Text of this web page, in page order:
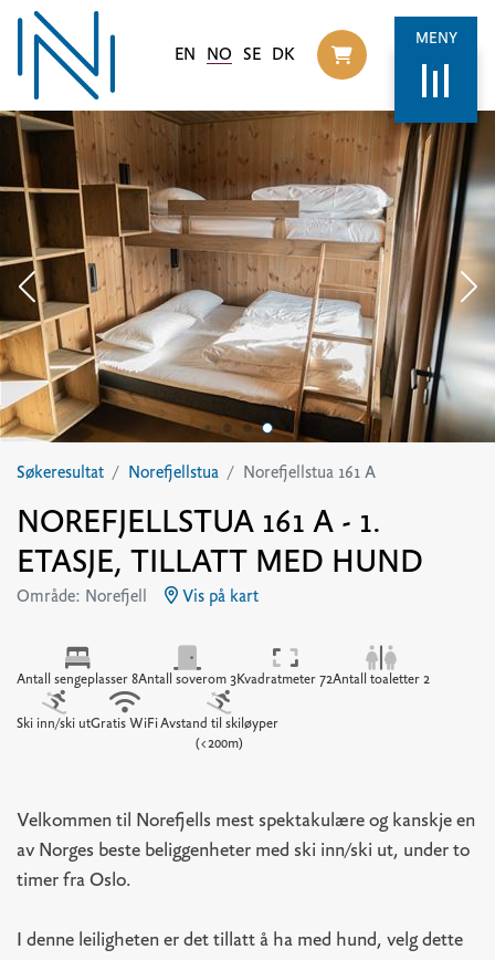
EN NO SE DK
Til
MENY
Søkeresultat Norefjellstua Norefjellstua 161 A
NOREFJELLSTUA 161 A - 1.
ETASJE, TILLATT MED HUND
Område: Norefjell Vis på kart
Antall sengeplasser 8Antall soverom 3Kvadratmeter 72Antall toaletter 2
Ski inn/ski utGratis WiFiAvstand til skiløyper
(<200m)
Velkommen til Norefjells mest spektakulære og kanskje en
av Norges beste beliggenheter med ski inn/ski ut, under to
timer fra Oslo.
I denne leiligheten er det tillatt å ha med hund, velg dette